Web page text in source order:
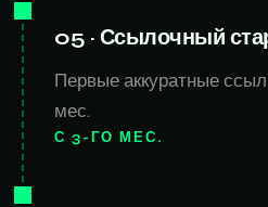
05 · Ссылочный
Первые аккуратные
мес.
С 3-ГО МЕС.